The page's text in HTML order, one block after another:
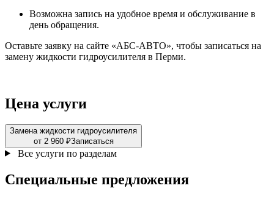
Возможна запись на удобное время и обслуживание в
день обращения.
Оставьте заявку на сайте «АБС-АВТО», чтобы записаться на
замену жидкости гидроусилителя в Перми.
Цена услуги
Замена жидкости гидроусилителя
от 2 960 ₽Записаться
Все услуги по разделам
Специальные предложения